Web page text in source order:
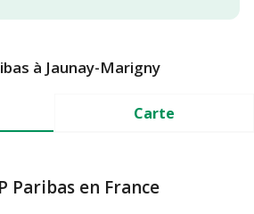
à Jaunay-Marigny
Carte
Paribas en France